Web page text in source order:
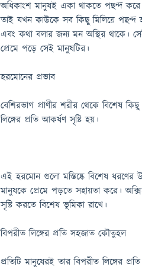
অধিকাংশ মানুষই একা থাকতে পছন্দ
তাই যখন কাউকে সব কিছু মিলিয়ে পছন্দ
এবং কথা বলার জন্য মন অস্থির থাকে।
প্রেমে পড়ে সেই মানুষটির।
হরমোনের প্রভাব
বেশিরভাগ প্রাণীর শরীর থেকে বিশেষ
লিঙ্গের প্রতি আকর্ষণ সৃষ্টি হয়।
এই হরমোন গুলো মস্তিষ্কে বিশেষ ধরণের
মানুষকে প্রেমে পড়তে সহায়তা করে।
সৃষ্টি করতে বিশেষ ভূমিকা রাখে।
বিপরীত লিঙ্গের প্রতি সহজাত কৌতুহল
প্রতিটি মানুষেরই তার বিপরীত লিঙ্গের